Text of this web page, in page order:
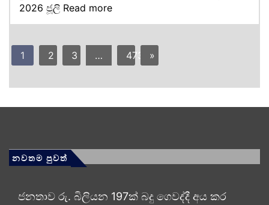
2026 ජූලි Read more
1 2 3 … 473 »
නවතම පුවත්
ජනතාව රු. බිලියන 197ක් බදු ගෙවද්දී අය කර